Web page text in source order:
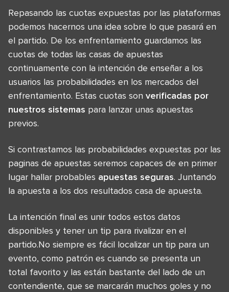
Repasando las cuotas expuestas por las plataformas
podemos hacernos una idea sobre lo que pasará en
el partido. De los enfrentamiento guardamos las
cuotas de todas las casas de apuestas
continuamente con la intención de enseñar a los
usuarios las probabilidades en los mercados del
enfrentamiento. Estas cuotas son verificadas por
nuestros sistemas para lanzar unas apuestas
previos.
Si contrastamos las probabilidades expuestas por las
paginas de apuestas seremos capaces de en primer
lugar hallar probables apuestas seguras. Juntando
la apuesta a los dos resultados casa de apuesta.
La intención final es unir todos estos datos
disponibles y tener un tip para rivalizar en el
partido.No siempre es fácil localizar un tip para un
evento, como patrón es cuando se presenta un
total favorito y las están bastante del lado de un
contendiente, que se marcarán muchos goles y no